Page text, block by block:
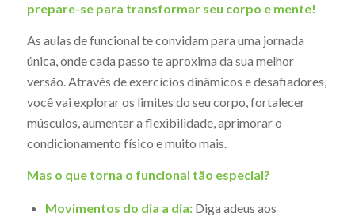
prepare-se para transformar seu corpo e mente!
As aulas de funcional te convidam para uma jornada
única, onde cada passo te aproxima da sua melhor
versão. Através de exercícios dinâmicos e desafiadores,
você vai explorar os limites do seu corpo, fortalecer
músculos, aumentar a flexibilidade, aprimorar o
condicionamento físico e muito mais.
Mas o que torna o funcional tão especial?
Movimentos do dia a dia:Diga adeus aos